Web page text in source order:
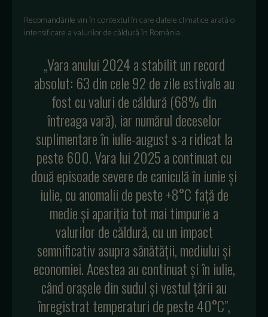
Recomandările vin în contextul în care datele climatice arată o
intensificare a valurilor de căldură în România.
„Vara anului 2024 a stabilit un record
absolut: 63 din cele 92 de zile estivale au
fost cu valuri de căldură (68% din
întreaga vară), iar numărul deceselor
suplimentare în iulie-august s-a ridicat la
peste 600. Vara lui 2025 a continuat cu
două episoade severe de caniculă în iunie și
iulie, cu anomalii de peste +8°C față de
medie și apariția tot mai timpurie a
valurilor de căldură, cu un impact
semnificativ asupra sănătății, mediului și
economiei. Acestea au continuat și în iulie,
când orașele din sudul și vestul țării au
înregistrat temperaturi de peste 40°C”,